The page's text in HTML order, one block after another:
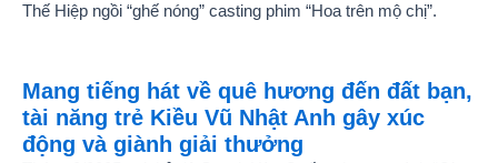
Thế Hiệp ngồi “ghế nóng” casting phim “Hoa trên mộ chị”.
Mang tiếng hát về quê hương đến đất bạn,
tài năng trẻ Kiều Vũ Nhật Anh gây xúc
động và giành giải thưởng